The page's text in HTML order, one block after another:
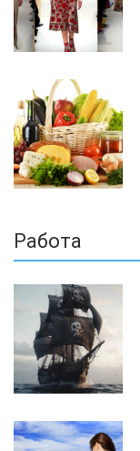
Работа